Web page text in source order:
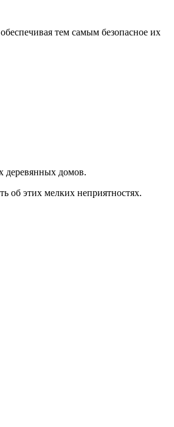
тем самым безопасное их
деревянных домов.
об этих мелких неприятностях.